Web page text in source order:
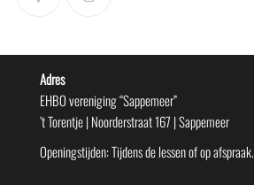
Adres
EHBO vereniging “Sappemeer”
’t Torentje | Noorderstraat 167 | Sappemeer
Openingstijden: Tijdens de lessen of op afspraak.